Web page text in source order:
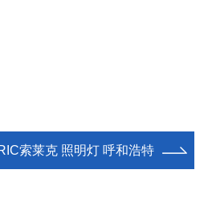
索莱克 照明灯 呼和浩特